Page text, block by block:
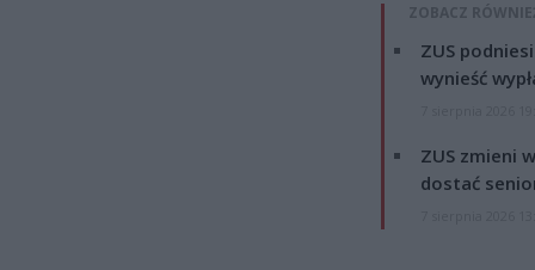
ZOBACZ
ZUS
wynieść
ZUS zmieni
dostać